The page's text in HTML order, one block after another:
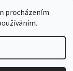
procházením